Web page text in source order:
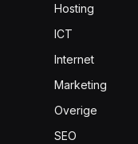
Hosting
ICT
Internet
Marketing
Overige
SEO